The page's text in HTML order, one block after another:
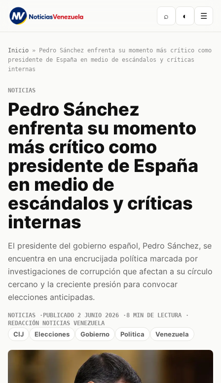
⌕ ◐ ☰
Inicio »
Pedro Sánchez enfrenta su momento más crítico como
presidente de España en medio de escándalos y críticas
internas
NOTICIAS
Pedro Sánchez
enfrenta su momento
más crítico como
presidente de España
en medio de
escándalos y críticas
internas
El presidente del gobierno español, Pedro Sánchez, se
encuentra en una encrucijada política marcada por
investigaciones de corrupción que afectan a su círculo
cercano y la creciente presión para convocar
elecciones anticipadas.
NOTICIAS PUBLICADO 2 JUNIO 2026
8 MIN DE LECTURA
REDACCIÓN NOTICIAS VENEZUELA
CIJ Elecciones Gobierno Politica Venezuela